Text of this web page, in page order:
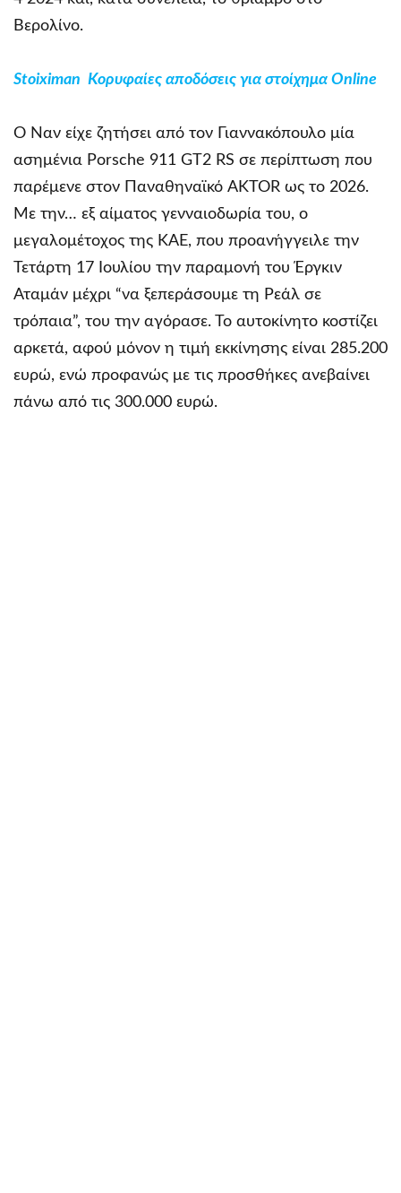
Βερολίνο.
Stoiximan Κορυφαίες αποδόσεις για στοίχημα Online
Ο Ναν είχε ζητήσει από τον Γιαννακόπουλο μία
ασημένια Porsche 911 GT2 RS σε περίπτωση που
παρέμενε στον Παναθηναϊκό AKTOR ως το 2026.
Με την… εξ αίματος γενναιοδωρία του, ο
μεγαλομέτοχος της ΚΑΕ, που προανήγγειλε την
Τετάρτη 17 Ιουλίου την παραμονή του Έργκιν
Αταμάν μέχρι “να ξεπεράσουμε τη Ρεάλ σε
τρόπαια”, του την αγόρασε. Το αυτοκίνητο κοστίζει
αρκετά, αφού μόνον η τιμή εκκίνησης είναι 285.200
ευρώ, ενώ προφανώς με τις προσθήκες ανεβαίνει
πάνω από τις 300.000 ευρώ.